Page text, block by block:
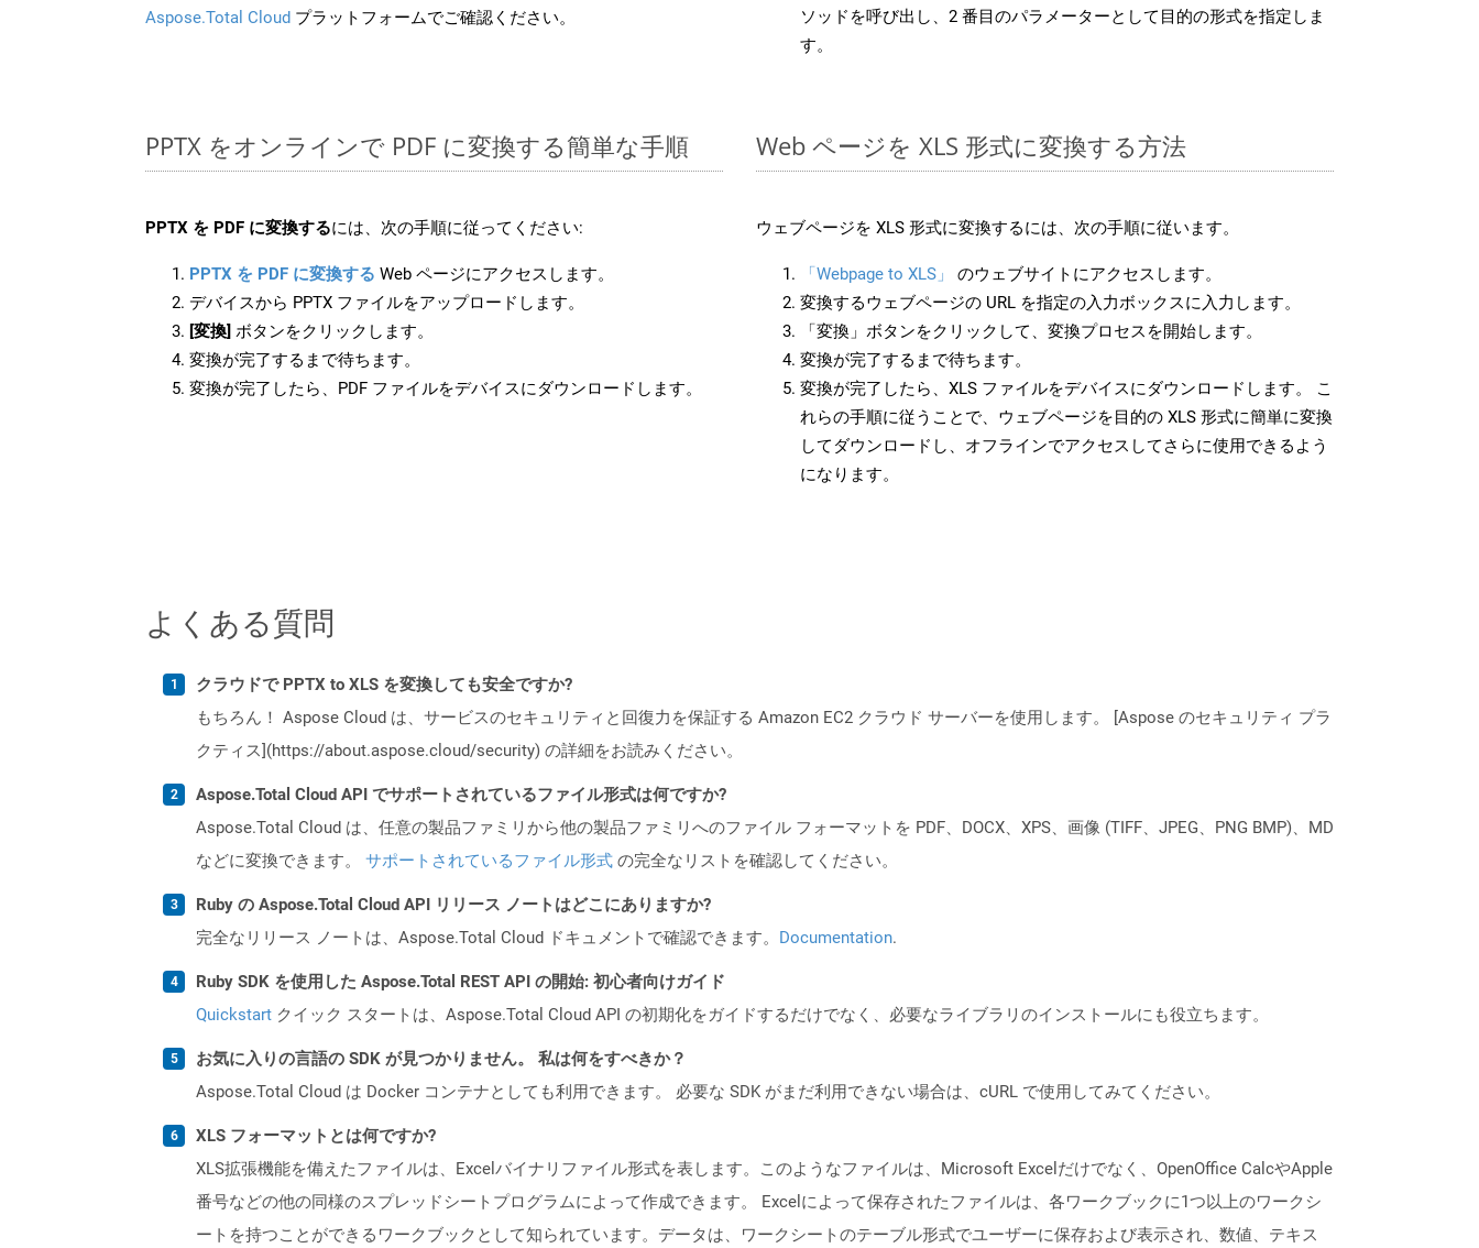
Aspose.Total Cloud プラットフォームでご確認ください。
ソッドを呼び出し、2 番目のパラメーターとして目的の形式を指定しま
す。
PPTX をオンラインで PDF に変換する簡単な手順
PPTX を PDF に変換するには、次の手順に従ってください:
PPTX を PDF に変換する Web ページにアクセスします。
デバイスから PPTX ファイルをアップロードします。
[変換] ボタンをクリックします。
変換が完了するまで待ちます。
変換が完了したら、PDF ファイルをデバイスにダウンロードします。
Web ページを XLS 形式に変換する方法
ウェブページを XLS 形式に変換するには、次の手順に従います。
「Webpage to XLS」
のウェブサイトにアクセスします。
変換するウェブページの URL を指定の入力ボックスに入力します。
「変換」ボタンをクリックして、変換プロセスを開始します。
変換が完了するまで待ちます。
変換が完了したら、XLS ファイルをデバイスにダウンロードします。 こ
れらの手順に従うことで、ウェブページを目的の XLS 形式に簡単に変換
してダウンロードし、オフラインでアクセスしてさらに使用できるよう
になります。
よくある質問
クラウドで PPTX to XLS を変換しても安全ですか?
もちろん！ Aspose Cloud は、サービスのセキュリティと回復力を保証する Amazon EC2 クラウド サーバーを使用します。 [Aspose のセキュリティ プラ
クティス](https://about.aspose.cloud/security) の詳細をお読みください。
Aspose.Total Cloud API でサポートされているファイル形式は何ですか?
Aspose.Total Cloud は、任意の製品ファミリから他の製品ファミリへのファイル フォーマットを PDF、DOCX、XPS、画像 (TIFF、JPEG、PNG BMP)、MD
などに変換できます。 サポートされているファイル形式 の完全なリストを確認してください。
Ruby の Aspose.Total Cloud API リリース ノートはどこにありますか?
完全なリリース ノートは、Aspose.Total Cloud ドキュメントで確認できます。 Documentation.
Ruby SDK を使用した Aspose.Total REST API の開始: 初心者向けガイド
Quickstart クイック スタートは、Aspose.Total Cloud API の初期化をガイドするだけでなく、必要なライブラリのインストールにも役立ちます。
お気に入りの言語の SDK が見つかりません。 私は何をすべきか？
Aspose.Total Cloud は Docker コンテナとしても利用できます。 必要な SDK がまだ利用できない場合は、cURL で使用してみてください。
XLS フォーマットとは何ですか?
XLS拡張機能を備えたファイルは、Excelバイナリファイル形式を表します。このようなファイルは、Microsoft Excelだけでなく、OpenOffice CalcやApple
番号などの他の同様のスプレッドシートプログラムによって作成できます。 Excelによって保存されたファイルは、各ワークブックに1つ以上のワークシ
ートを持つことができるワークブックとして知られています。データは、ワークシートのテーブル形式でユーザーに保存および表示され、数値、テキス